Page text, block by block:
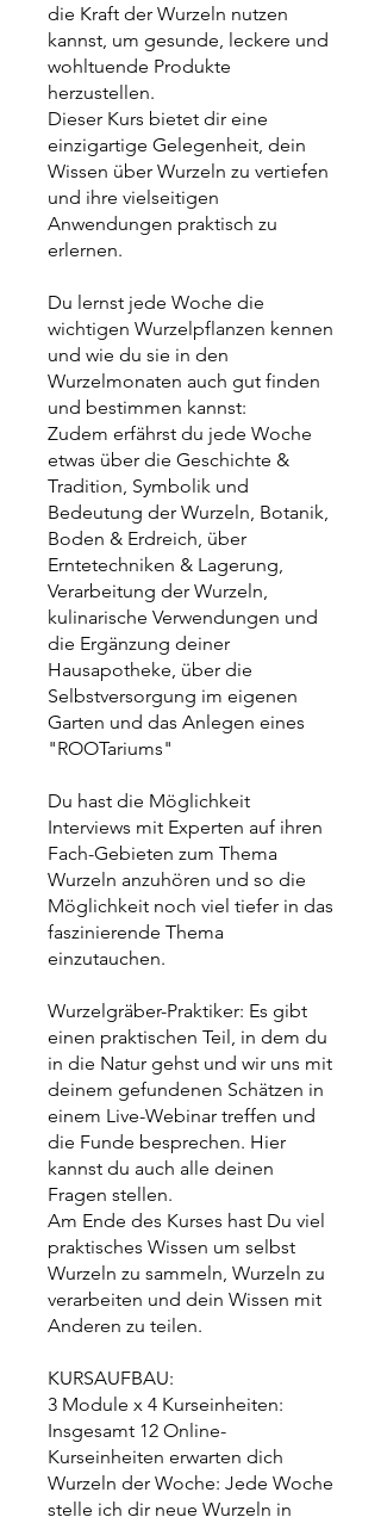
die Kraft der Wurzeln nutzen
kannst, um gesunde, leckere und
wohltuende Produkte
herzustellen.
Dieser Kurs bietet dir eine
einzigartige Gelegenheit, dein
Wissen über Wurzeln zu vertiefen
und ihre vielseitigen
Anwendungen praktisch zu
erlernen.
Du lernst jede Woche die
wichtigen Wurzelpflanzen kennen
und wie du sie in den
Wurzelmonaten auch gut finden
und bestimmen kannst:
Zudem erfährst du jede Woche
etwas über die Geschichte &
Tradition, Symbolik und
Bedeutung der Wurzeln, Botanik,
Boden & Erdreich, über
Erntetechniken & Lagerung,
Verarbeitung der Wurzeln,
kulinarische Verwendungen und
die Ergänzung deiner
Hausapotheke, über die
Selbstversorgung im eigenen
Garten und das Anlegen eines
"ROOTariums"
Du hast die Möglichkeit
Interviews mit Experten auf ihren
Fach-Gebieten zum Thema
Wurzeln anzuhören und so die
Möglichkeit noch viel tiefer in das
faszinierende Thema
einzutauchen.
Wurzelgräber-Praktiker: Es gibt
einen praktischen Teil, in dem du
in die Natur gehst und wir uns mit
deinem gefundenen Schätzen in
einem Live-Webinar treffen und
die Funde besprechen. Hier
kannst du auch alle deinen
Fragen stellen.
Am Ende des Kurses hast Du viel
praktisches Wissen um selbst
Wurzeln zu sammeln, Wurzeln zu
verarbeiten und dein Wissen mit
Anderen zu teilen.
KURSAUFBAU:
3 Module x 4 Kurseinheiten:
Insgesamt 12 Online-
Kurseinheiten erwarten dich
Wurzeln der Woche: Jede Woche
stelle ich dir neue Wurzeln in